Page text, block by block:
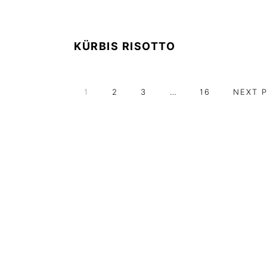
KÜRBIS RISOTTO
PAGE
1 PAGE
2 PAGE
3
Interim
… PAGE
16
GO
NEXT